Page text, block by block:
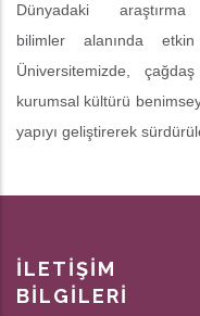
Dünyadaki
bilimler alanında
Üniversitemizde,
kurumsal kültürü
yapıyı geliştirerek
İLETİŞİM
BİLGİLERİ